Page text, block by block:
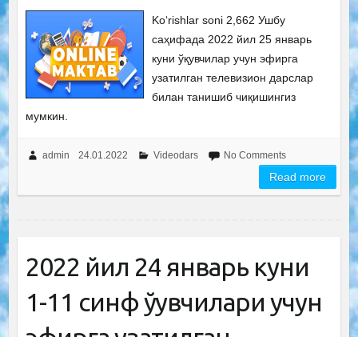
Ko‘rishlar soni 2,662 Ушбу
саҳифада 2022 йил 25 январь
куни ўқувчилар учун эфирга
узатилган телевизион дарслар
билан танишиб чиқишингиз
мумкин.
admin 24.01.2022 Videodars No Comments
Read more
2022 йил 24 январь куни
1-11 синф ўқувчилари учун